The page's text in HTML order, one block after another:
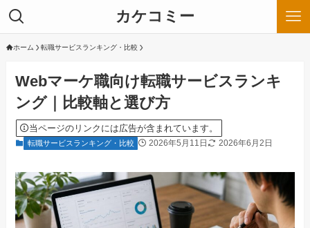
カケコミー
ホーム 転職サービスランキング・比較
Webマーケ職向け転職サービスランキ
ング｜比較軸と選び方
当ページのリンクには広告が含まれています。
転職サービスランキング・比較 2026年5月11日 2026年6月2日